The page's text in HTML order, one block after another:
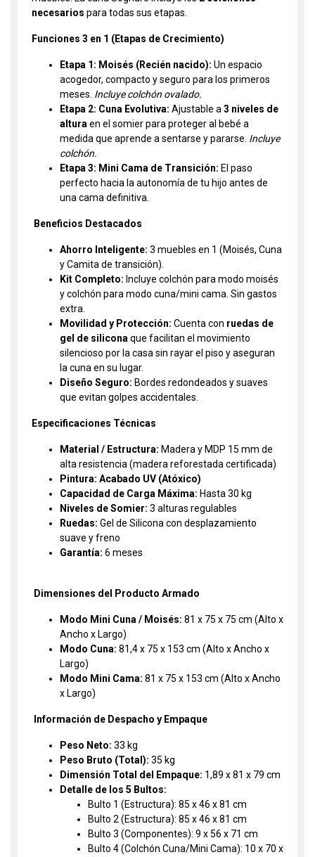
necesarios para todas sus etapas.
Funciones 3 en 1 (Etapas de Crecimiento)
Etapa 1: Moisés (Recién nacido): Un espacio
acogedor, compacto y seguro para los primeros
meses. Incluye colchón ovalado.
Etapa 2: Cuna Evolutiva: Ajustable a3 niveles de
alturaen el somier para proteger al bebé a
medida que aprende a sentarse y pararse. Incluye
colchón.
Etapa 3: Mini Cama de Transición: El paso
perfecto hacia la autonomía de tu hijo antes de
una cama definitiva.
Beneficios Destacados
Ahorro Inteligente: 3 muebles en 1 (Moisés, Cuna
y Camita de transición).
Kit Completo: Incluye colchón para modo moisés
y colchón para modo cuna/mini cama. Sin gastos
extra.
Movilidad y Protección: Cuenta con ruedas de
gel de siliconaque facilitan el movimiento
silencioso por la casa sin rayar el piso y aseguran
la cuna en su lugar.
Diseño Seguro: Bordes redondeados y suaves
que evitan golpes accidentales.
Especificaciones Técnicas
Material / Estructura: Madera y MDP 15 mm de
alta resistencia (madera reforestada certificada)
Pintura: Acabado UV (Atóxico)
Capacidad de Carga Máxima: Hasta 30 kg
Niveles de Somier: 3 alturas regulables
Ruedas: Gel de Silicona con desplazamiento
suave y freno
Garantía: 6 meses
Dimensiones del Producto Armado
Modo Mini Cuna / Moisés: 81 x 75 x 75 cm (Alto x
Ancho x Largo)
Modo Cuna: 81,4 x 75 x 153 cm (Alto x Ancho x
Largo)
Modo Mini Cama: 81 x 75 x 153 cm (Alto x Ancho
x Largo)
Información de Despacho y Empaque
Peso Neto: 33 kg
Peso Bruto (Total): 35 kg
Dimensión Total del Empaque: 1,89 x 81 x 79 cm
Detalle de los 5 Bultos:
Bulto 1 (Estructura): 85 x 46 x 81 cm
Bulto 2 (Estructura): 85 x 46 x 81 cm
Bulto 3 (Componentes): 9 x 56 x 71 cm
Bulto 4 (Colchón Cuna/Mini Cama): 10 x 70 x